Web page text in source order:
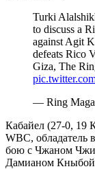
Turki
to discuss a
against Agit
defeats Rico
Giza, The
— Ring
Кабайел (27-0, 19
WBC, обладатель
бою с Чжаном
Дамианом